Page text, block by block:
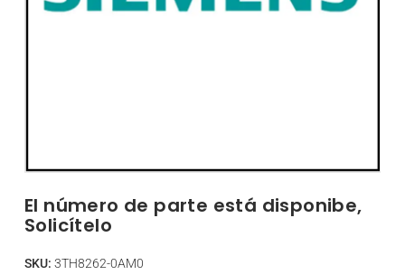
El número de parte está disponibe,
Solicítelo
SKU: 3TH8262-0AM0